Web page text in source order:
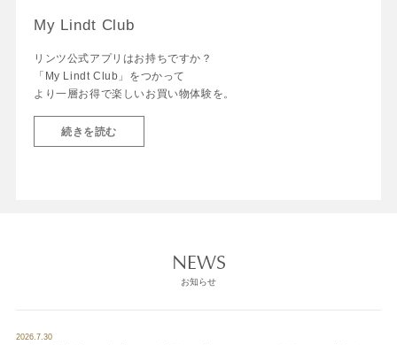
My Lindt Club
リンツ公式アプリはお持ちですか？
「My Lindt Club」をつかって
より一層お得で楽しいお買い物体験を。
続きを読む
NEWS
お知らせ
2026.7.30